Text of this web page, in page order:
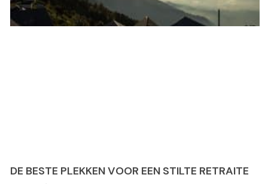
DE BESTE PLEKKEN VOOR EEN STILTE RETRAITE